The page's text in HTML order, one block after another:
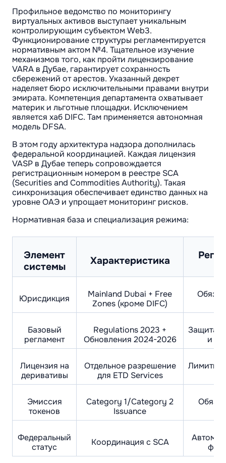
Профильное ведомство по мониторингу
виртуальных активов выступает уникальным
контролирующим субъектом Web3.
Функционирование структуры регламентируется
нормативным актом №4. Тщательное изучение
механизмов того, как пройти лицензирование
VARA в Дубае, гарантирует сохранность
сбережений от арестов. Указанный декрет
наделяет бюро исключительными правами внутри
эмирата. Компетенция департамента охватывает
материк и льготные площадки. Исключением
является хаб DIFC. Там применяется автономная
модель DFSA.
В этом году архитектура надзора дополнилась
федеральной координацией. Каждая лицензия
VASP в Дубае теперь сопровождается
регистрационным номером в реестре SCA
(Securities and Commodities Authority). Такая
синхронизация обеспечивает единство данных на
уровне ОАЭ и упрощает мониторинг рисков.
Нормативная база и специализация режима:
Элемент
системы
Характеристика
Юрисдикция
Mainland Dubai + Free
Zones (кроме DIFC)
Базовый
регламент
Regulations 2023 +
Обновления 2024-2026
Защита
и
Лицензия на
деривативы
Отдельное разрешение
для ETD Services
Лимиты
Эмиссия
токенов
Category 1/Category 2
Issuance
Федеральный
статус
Координация с SCA